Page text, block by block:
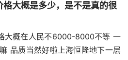
格大概是多少，是不是真的很
大概在人民不6000-8000不等 一
品质当然好啦上海恒隆地下一层